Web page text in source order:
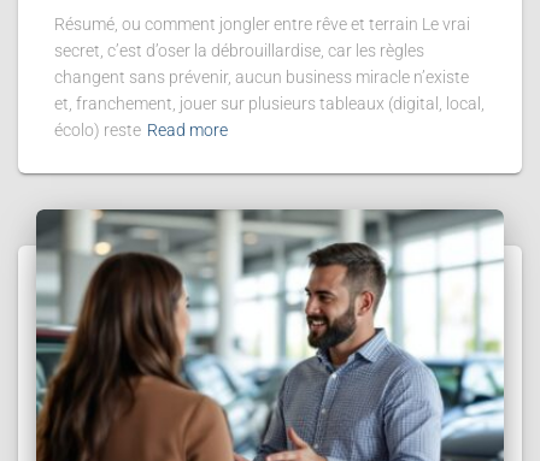
Résumé, ou comment jongler entre rêve et terrain Le vrai
secret, c’est d’oser la débrouillardise, car les règles
changent sans prévenir, aucun business miracle n’existe
et, franchement, jouer sur plusieurs tableaux (digital, local,
écolo) reste Read more